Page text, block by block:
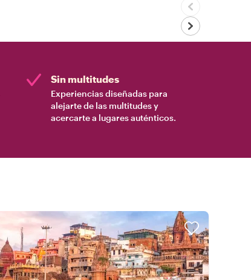
Sin multitudes
Experiencias diseñadas para
alejarte de las multitudes y
acercarte a lugares auténticos.